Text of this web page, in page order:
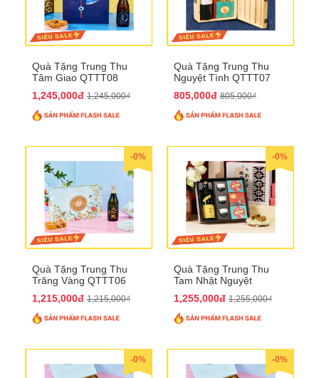
Quà Tặng Trung Thu
Tâm Giao QTTT08
1,245,000đ 1,245,000₫
Quà Tặng Trung Thu
Nguyệt Tình QTTT07
805,000đ 805,000₫
-0%
Quà Tặng Trung Thu
Trăng Vàng QTTT06
1,215,000đ 1,215,000₫
-0%
Quà Tặng Trung Thu
Tam Nhật Nguyệt
1,255,000đ 1,255,000₫
-0% -0%